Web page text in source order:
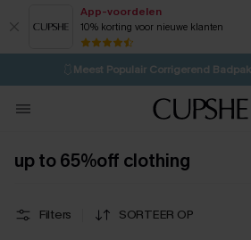
App-voordelen
10% korting voor nieuwe klanten
⚡️LAATSTE KANS | Tot
🩱Meest Populair Corrigerend
💌Abonneer je & ontvang tot
Koop 3, krijg 15% korting |
up to 65%off clothing
Filters SORTEER OP